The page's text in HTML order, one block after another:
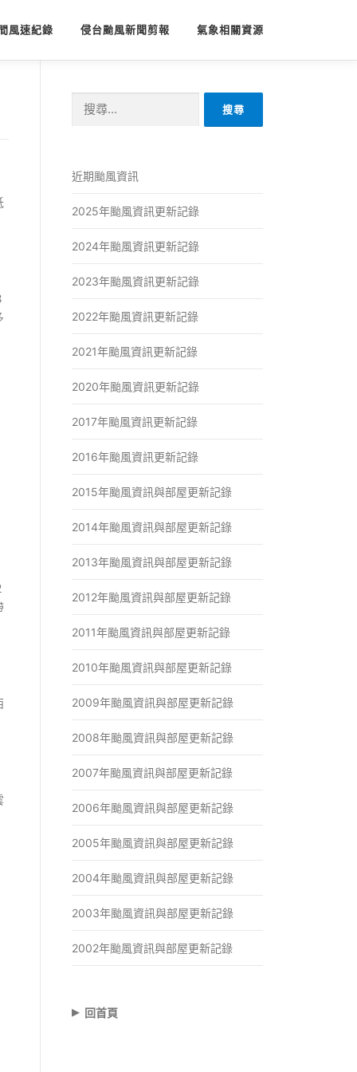
風速紀錄 侵台颱風新聞剪報 氣象相關資源
字:
近期颱風資訊
2025年颱風資訊更新記錄
2024年颱風資訊更新記錄
2023年颱風資訊更新記錄
2022年颱風資訊更新記錄
2021年颱風資訊更新記錄
2020年颱風資訊更新記錄
2017年颱風資訊更新記錄
2016年颱風資訊更新記錄
2015年颱風資訊與部屋更新記錄
2014年颱風資訊與部屋更新記錄
2013年颱風資訊與部屋更新記錄
2012年颱風資訊與部屋更新記錄
2011年颱風資訊與部屋更新記錄
2010年颱風資訊與部屋更新記錄
2009年颱風資訊與部屋更新記錄
2008年颱風資訊與部屋更新記錄
2007年颱風資訊與部屋更新記錄
2006年颱風資訊與部屋更新記錄
2005年颱風資訊與部屋更新記錄
2004年颱風資訊與部屋更新記錄
2003年颱風資訊與部屋更新記錄
2002年颱風資訊與部屋更新記錄
▸ 回首頁